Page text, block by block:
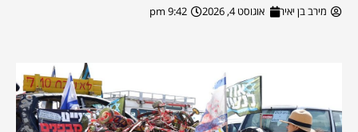
מירב בן יאיר אוגוסט 4, 2026 9:42 pm